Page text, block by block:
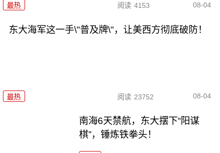
最热 阅读 4153 08-04
东大海军这一手\"普及牌\"，让美西方彻底破防！
最热 阅读 23752 08-04
南海6天禁航，东大摆下“阳谋
棋”，锤炼铁拳头！